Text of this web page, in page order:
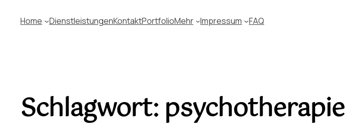
Home DienstleistungenKontaktPortfolioMehr Impressum FAQ
Schlagwort:psychotherapie